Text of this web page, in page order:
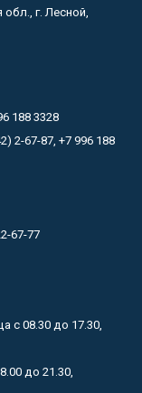
г. Лесной,
188 3328
2-67-87, +7 996 188
67-77
с 08.30 до 17.30,
до 21.30,